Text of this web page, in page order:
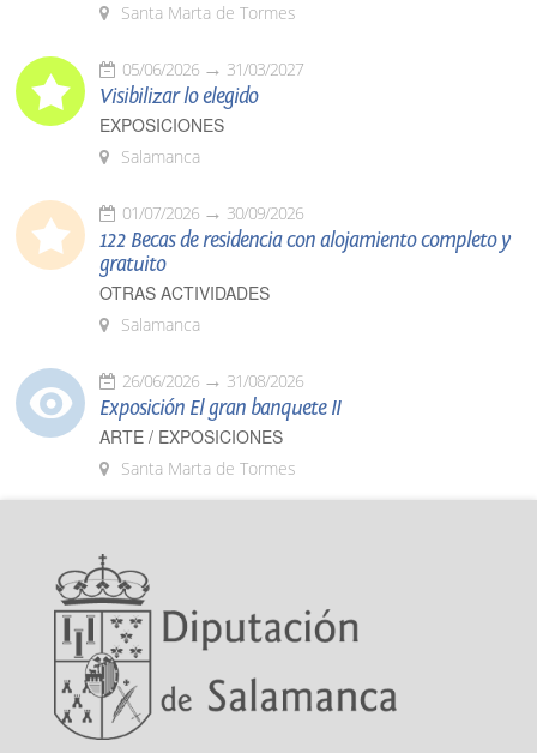
Santa Marta de Tormes
05/06/2026 31/03/2027
Visibilizar lo elegido
EXPOSICIONES
Salamanca
01/07/2026 30/09/2026
122 Becas de residencia con alojamiento completo y
gratuito
OTRAS ACTIVIDADES
Salamanca
26/06/2026 31/08/2026
Exposición El gran banquete II
ARTE / EXPOSICIONES
Santa Marta de Tormes